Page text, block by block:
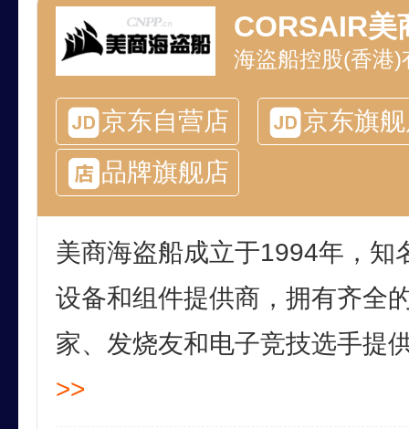
CORSAIR美
海盜船控股(香港)
京东自营店
京东旗
品牌旗舰店
美商海盗船成立于1994年，知
设备和组件提供商，拥有齐全
家、发烧友和电子竞技选手提
>>